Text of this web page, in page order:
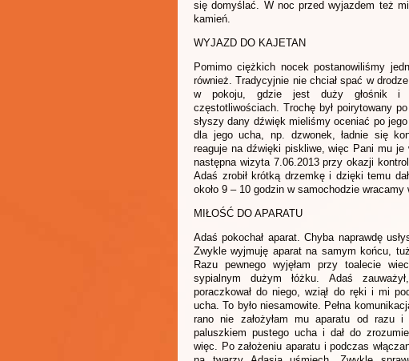
się domyślać. W noc przed wyjazdem też
kamień.
WYJAZD DO KAJETAN
Pomimo ciężkich nocek postanowiliśmy
również. Tradycyjnie nie chciał spać w
w pokoju, gdzie jest duży głośnik i
częstotliwościach. Trochę był poirytowany
słyszy dany dźwięk mieliśmy oceniać po
dla jego ucha, np. dzwonek, ładnie się
reaguje na dźwięki piskliwe, więc Pani mu je
następna wizyta 7.06.2013 przy okazji
Adaś zrobił krótką drzemkę i dzięki temu
około 9 – 10 godzin w samochodzie
MIŁOŚĆ DO APARATU
Adaś pokochał aparat. Chyba naprawdę
Zwykle wyjmuję aparat na samym końcu,
Razu pewnego wyjęłam przy toalecie
sypialnym dużym łóżku. Adaś
poraczkował do niego, wziął do ręki i mi
ucha. To było niesamowite. Pełna
rano nie założyłam mu aparatu od razu i
paluszkiem pustego ucha i dał do
więc. Po założeniu aparatu i podczas